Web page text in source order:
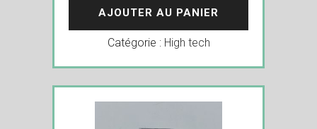
AJOUTER AU PANIER
Catégorie : High tech